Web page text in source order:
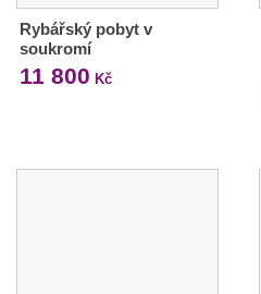
Rybářský pobyt v
soukromí
11 800 Kč